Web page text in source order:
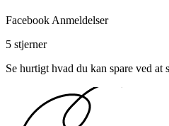
Facebook Anmeldelser
5 stjerner
Se hurtigt hvad du kan spare ved at